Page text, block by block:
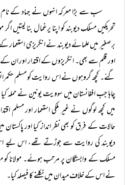
سب سے بڑا معرکہ انہوں نے جہاد کے نام
تحریکیں مسلکِ دیوبند کو اپنا یرغمال بنا لیتیں
برصغیر میں علمائے دیوبند نے انگریزی استعمار
اور قلم سے بھی۔ انگریزوں کے اقتدار اور
گئے۔ کچھ گروہوں نے اس روایت کو مسلم
چاہا جب افغانستان میں سوویت یونین نے حملہ
میں کچھ لوگوں نے غیر ملکی استعمار اور مسلم
حالات کے فرق کو بھی نظر انداز کیا اور پاکستان
دیوبند کی روایت سے جوڑتے تھے، اس
مسلک کے وابستگان پر مرتب ہوئے۔ مولانا کو
نے اس کے خلاف میدان میں نکلنے کا فیصلہ کیا۔